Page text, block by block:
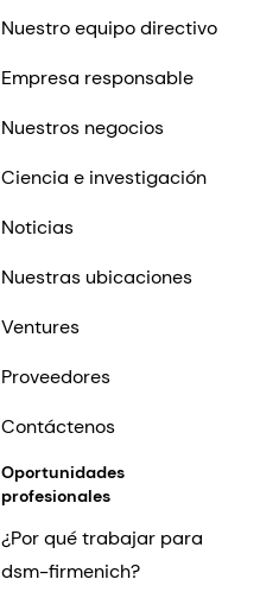
Nuestro equipo directivo
Empresa responsable
Nuestros negocios
Ciencia e investigación
Noticias
Nuestras ubicaciones
Ventures
Proveedores
Contáctenos
Oportunidades
profesionales
¿Por qué trabajar para
dsm-firmenich?